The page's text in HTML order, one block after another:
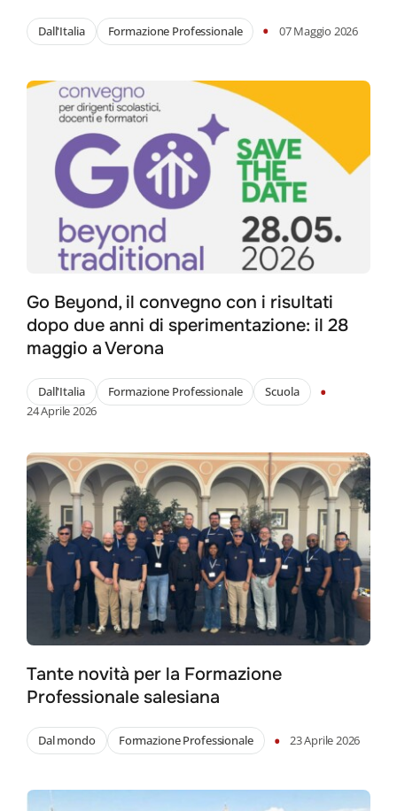
Dall'Italia Formazione Professionale • 07 Maggio 2026
Go Beyond, il convegno con i risultati
dopo due anni di sperimentazione: il 28
maggio a Verona
Dall'Italia Formazione Professionale Scuola •
24 Aprile 2026
Tante novità per la Formazione
Professionale salesiana
Dal mondo Formazione Professionale • 23 Aprile 2026